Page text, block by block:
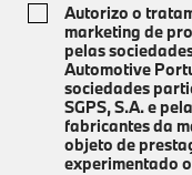
Autorizo o
marketing de
pelas
Automotive
sociedades
SGPS, S.A. e
fabricantes da
objeto de
experimentado